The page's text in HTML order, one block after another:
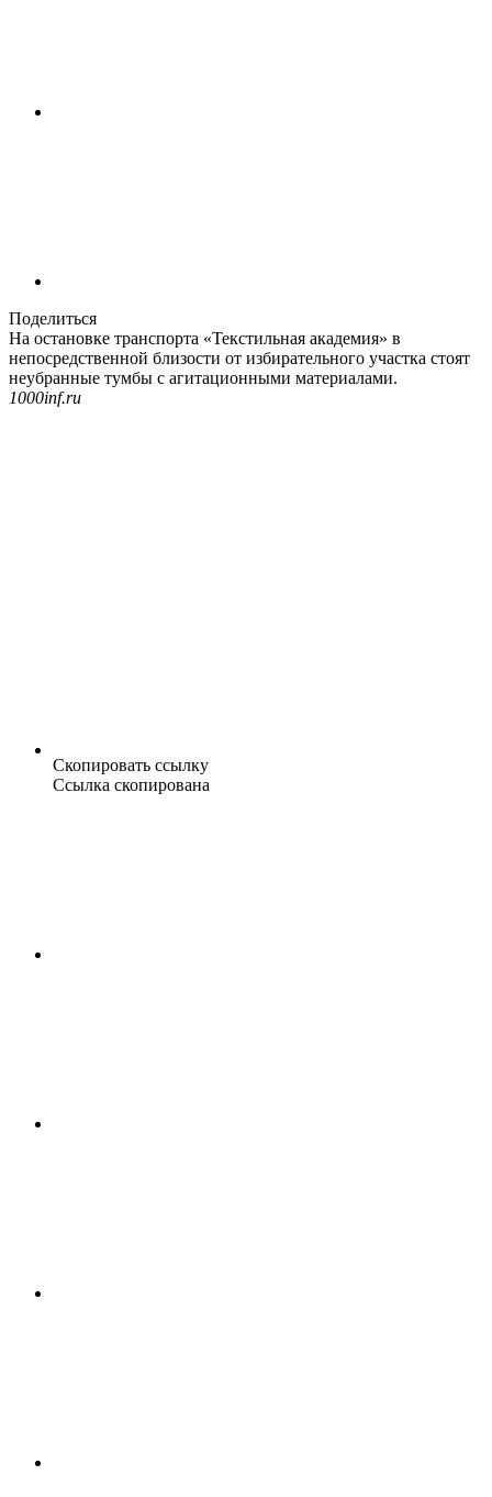
Поделиться
На остановке транспорта «Текстильная академия» в
непосредственной близости от избирательного участка стоят
неубранные тумбы с агитационными материалами.
1000inf.ru
Скопировать ссылку
Ссылка скопирована